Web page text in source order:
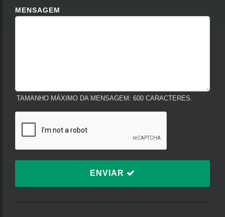
MENSAGEM
TAMANHO MÁXIMO DA MENSAGEM: 600 CARACTERES.
ENVIAR